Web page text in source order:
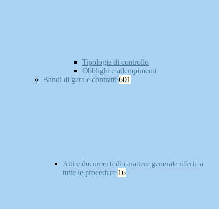
Tipologie di controllo
Obblighi e adempimenti
Bandi di gara e contratti 601
Atti e documenti di carattere generale riferiti a
tutte le procedure 16